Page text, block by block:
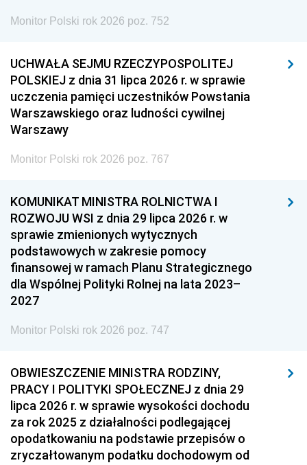
Monitor Polski rok 2026 poz. 752
UCHWAŁA SEJMU RZECZYPOSPOLITEJ
POLSKIEJ z dnia 31 lipca 2026 r. w sprawie
uczczenia pamięci uczestników Powstania
Warszawskiego oraz ludności cywilnej
Warszawy
Monitor Polski rok 2026 poz. 767
KOMUNIKAT MINISTRA ROLNICTWA I
ROZWOJU WSI z dnia 29 lipca 2026 r. w
sprawie zmienionych wytycznych
podstawowych w zakresie pomocy
finansowej w ramach Planu Strategicznego
dla Wspólnej Polityki Rolnej na lata 2023–
2027
Monitor Polski rok 2026 poz. 747
OBWIESZCZENIE MINISTRA RODZINY,
PRACY I POLITYKI SPOŁECZNEJ z dnia 29
lipca 2026 r. w sprawie wysokości dochodu
za rok 2025 z działalności podlegającej
opodatkowaniu na podstawie przepisów o
zryczałtowanym podatku dochodowym od